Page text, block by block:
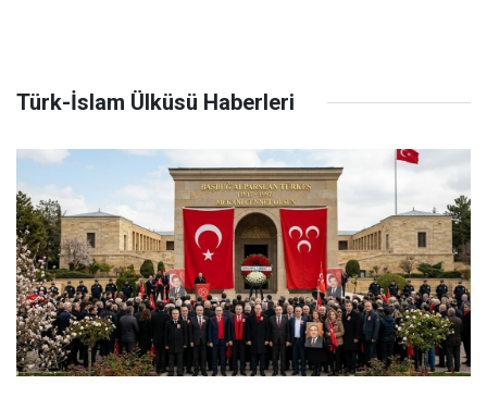
Türk-İslam Ülküsü Haberleri